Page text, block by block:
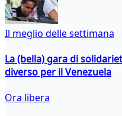
Il meglio delle settimana
La (bella) gara di
diverso per il Venezuela
Ora libera